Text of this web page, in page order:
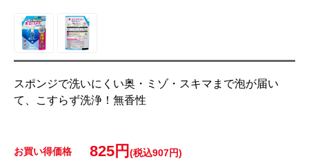
スポンジで洗いにくい奥・ミゾ・スキマまで泡が届い
て、こすらず洗浄！無香性
お買い得価格 825円 (税込907円)